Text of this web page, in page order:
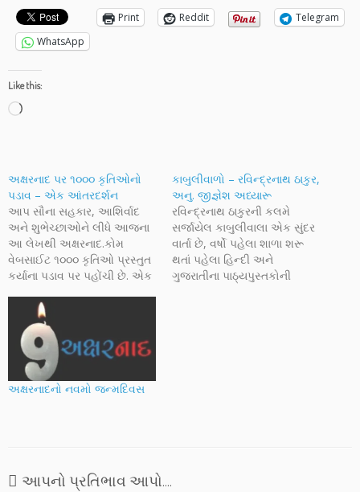
Print Reddit
Telegram
WhatsApp
Like this:
Loading…
અક્ષરનાદ પર ૧૦૦૦ કૃતિઓનો
પડાવ – એક આંતરદર્શન
આપ સૌના સહકાર, આશિર્વાદ
અને શુભેચ્છાઓને લીધે આજના
આ લેખથી અક્ષરનાદ.કોમ
વેબસાઈટ ૧૦૦૦ કૃતિઓ પ્રસ્તુત
કર્યાના પડાવ પર પહોંચી છે. એક
સતત પ્રોત્સાહન આપનાર, પડખે
રહેનાર મિત્રો સાથે, વડીલો,
વિદ્વાન સાહિત્યકારો અને
શુભેચ્છકો સાથે - તેમની મદદે
થઈ રહેલા વિકાસની ઝાંખી
આપવાની ઈચ્છા અને મનમાં
કાબુલીવાળો – રવિન્દ્રનાથ ઠાકુર,
અનુ. જીજ્ઞેશ અધ્યારૂ
રવિન્દ્રનાથ ઠાકુરની કલમે
સર્જાયેલ કાબુલીવાલા એક સુંદર
વાર્તા છે, વર્ષો પહેલા શાળા શરૂ
થતાં પહેલા હિન્દી અને
ગુજરાતીના પાઠ્યપુસ્તકોની
અક્ષરનાદનો નવમો જન્મદિવસ
આપનો પ્રતિભાવ આપો....